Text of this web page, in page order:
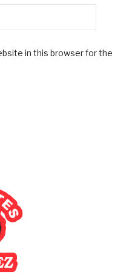
in this browser for the